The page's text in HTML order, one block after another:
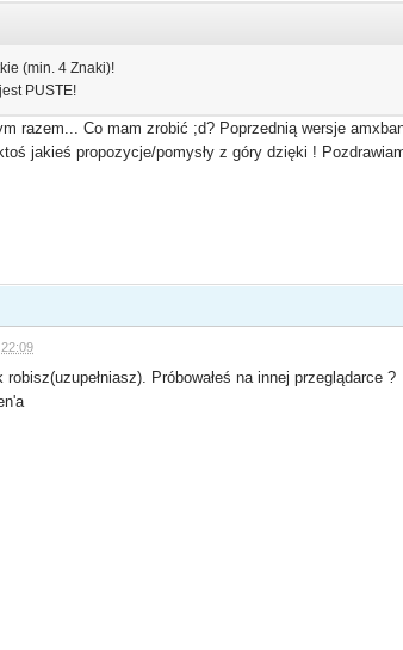
(min. 4 Znaki)!
PUSTE!
razem... Co mam zrobić ;d? Poprzednią wersje
jakieś propozycje/pomysły z góry dzięki !
Próbowałeś na innej przeglądarce ?